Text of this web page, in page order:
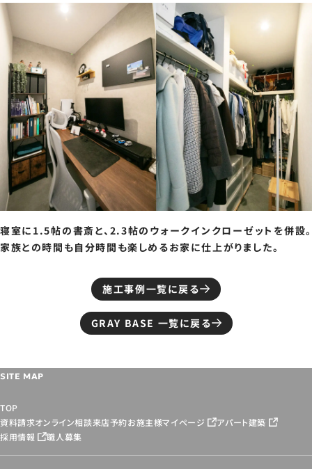
寝室に1.5帖の書斎と、2.3帖のウォークインクローゼットを併設。
家族との時間も自分時間も楽しめるお家に仕上がりました。
施工事例一覧に戻る
GRAY BASE 一覧に戻る
SITE MAP
TOP
資料請求オンライン相談来店予約お施主様マイページ
アパート建築
採用情報
職人募集